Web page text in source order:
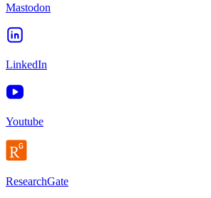
Mastodon
LinkedIn
Youtube
ResearchGate